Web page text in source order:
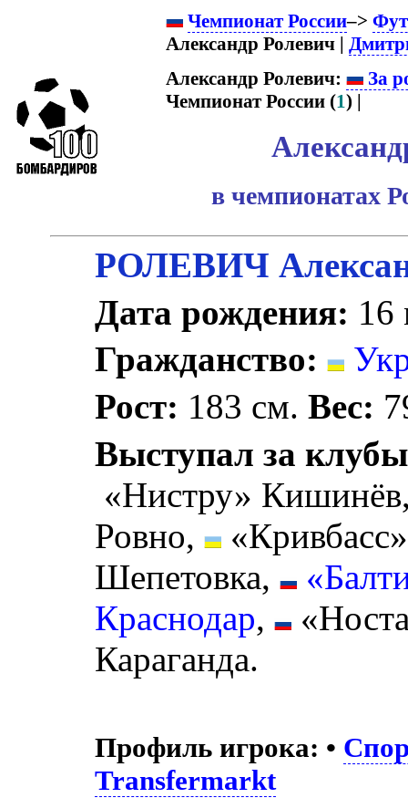
Чемпионат России–>
Александр Ролевич |
Александр Ролевич:
За
Чемпионат России (1) |
в чемпионатах
РОЛЕВИЧ
Дата рождения: 16
Гражданство:
Рост: 183 см.Вес:
Выступал за
«Нистру»
Ровно,
Шепетовка,
Краснодар,
Караганда.
Профиль игрока: •
Transfermarkt